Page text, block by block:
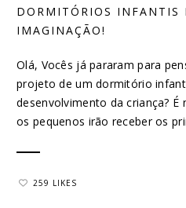
DORMITÓRIOS INFANTIS
IMAGINAÇÃO!
Olá, Vocês já pararam para
projeto de um dormitório
desenvolvimento da criança? É
os pequenos irão receber os
259 LIKES